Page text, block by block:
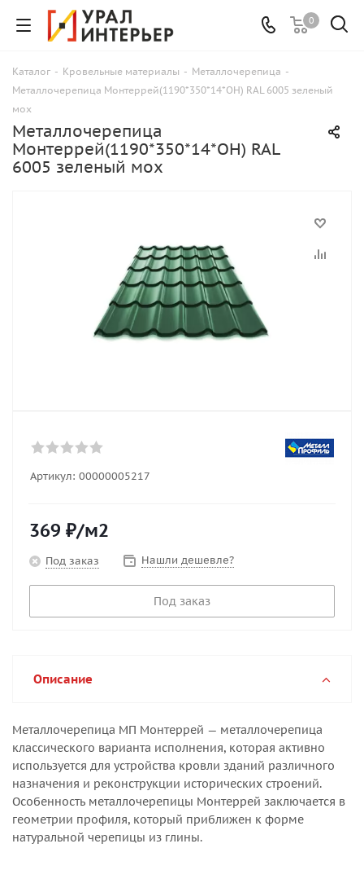
0
Каталог - Кровельные материалы - Металлочерепица -
Металлочерепица Монтеррей(1190*350*14*ОН) RAL 6005 зеленый
мох
Металлочерепица
Монтеррей(1190*350*14*ОН) RAL
6005 зеленый мох
Артикул: 00000005217
369 ₽/м2
Под заказ Нашли дешевле?
Под заказ
Описание
Металлочерепица МП Монтеррей — металлочерепица
классического варианта исполнения, которая активно
используется для устройства кровли зданий различного
назначения и реконструкции исторических строений.
Особенность металлочерепицы Монтеррей заключается в
геометрии профиля, который приближен к форме
натуральной черепицы из глины.